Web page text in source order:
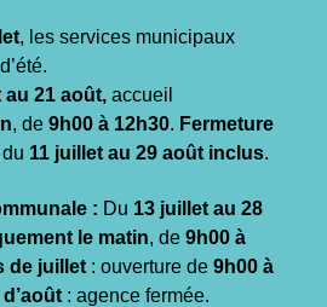
, les services municipaux
au 21 août, accueil
, de 9h00 à 12h30. Fermeture
du 11 juillet au 29 août inclus.
: Du 13 juillet au 28
le matin, de 9h00 à
de juillet : ouverture de 9h00 à
: agence fermée.